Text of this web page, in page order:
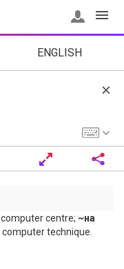
ENGLISH
computer centre; ~на
computer technique.